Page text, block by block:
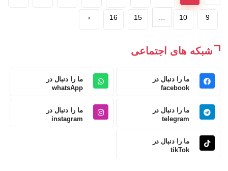
9
10
...
15
16
›
شبکه های اجتماعی
ما را دنبال در
facebook
ما را دنبال در
whatsApp
ما را دنبال در
telegram
ما را دنبال در
instagram
ما را دنبال در
tikTok